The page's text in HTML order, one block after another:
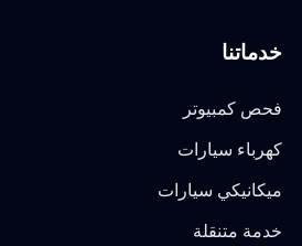
خدماتنا
فحص كمبيوتر
كهرباء سيارات
ميكانيكي سيارات
خدمة متنقلة